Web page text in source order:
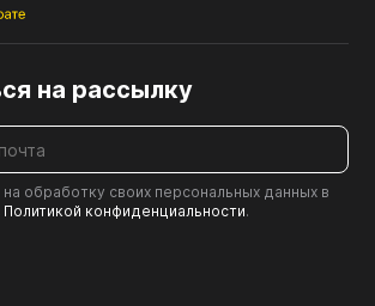
на рассылку
обработку своих персональных данных в
Политикой конфиденциальности.